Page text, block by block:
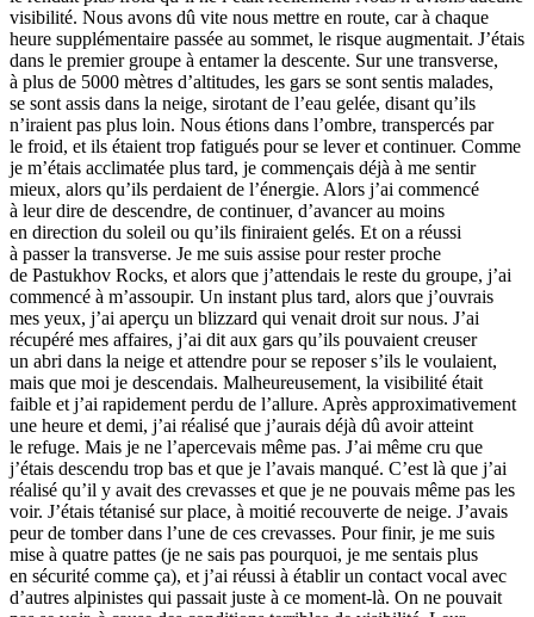
visibilité. Nous avons dû vite nous mettre en route, car à chaque
heure supplémentaire passée au sommet, le risque augmentait. J’étais
dans le premier groupe à entamer la descente. Sur une transverse,
à plus de 5000 mètres d’altitudes, les gars se sont sentis malades,
se sont assis dans la neige, sirotant de l’eau gelée, disant qu’ils
n’iraient pas plus loin. Nous étions dans l’ombre, transpercés par
le froid, et ils étaient trop fatigués pour se lever et continuer. Comme
je m’étais acclimatée plus tard, je commençais déjà à me sentir
mieux, alors qu’ils perdaient de l’énergie. Alors j’ai commencé
à leur dire de descendre, de continuer, d’avancer au moins
en direction du soleil ou qu’ils finiraient gelés. Et on a réussi
à passer la transverse. Je me suis assise pour rester proche
de Pastukhov Rocks, et alors que j’attendais le reste du groupe, j’ai
commencé à m’assoupir. Un instant plus tard, alors que j’ouvrais
mes yeux, j’ai aperçu un blizzard qui venait droit sur nous. J’ai
récupéré mes affaires, j’ai dit aux gars qu’ils pouvaient creuser
un abri dans la neige et attendre pour se reposer s’ils le voulaient,
mais que moi je descendais. Malheureusement, la visibilité était
faible et j’ai rapidement perdu de l’allure. Après approximativement
une heure et demi, j’ai réalisé que j’aurais déjà dû avoir atteint
le refuge. Mais je ne l’apercevais même pas. J’ai même cru que
j’étais descendu trop bas et que je l’avais manqué. C’est là que j’ai
réalisé qu’il y avait des crevasses et que je ne pouvais même pas les
voir. J’étais tétanisé sur place, à moitié recouverte de neige. J’avais
peur de tomber dans l’une de ces crevasses. Pour finir, je me suis
mise à quatre pattes (je ne sais pas pourquoi, je me sentais plus
en sécurité comme ça), et j’ai réussi à établir un contact vocal avec
d’autres alpinistes qui passait juste à ce moment-là. On ne pouvait